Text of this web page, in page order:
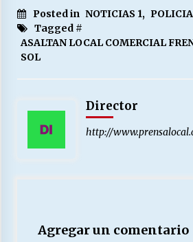
06/04/2026
Posted in NOTICIAS 1,
Tagged #
ASALTAN LOCAL COMERCIAL
SOL
Director
http://
Agregar un comentario